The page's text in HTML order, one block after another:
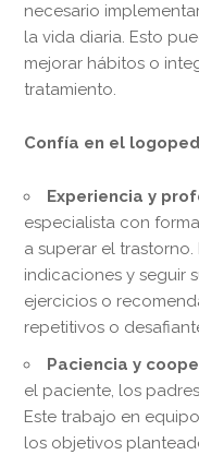
necesario
la vida diaria. Esto
mejorar hábitos o
tratamiento.
Confía en el
Experiencia y
especialista con
a superar el
indicaciones y seguir
ejercicios o
repetitivos o
Paciencia y
el paciente, los
Este trabajo en
los objetivos